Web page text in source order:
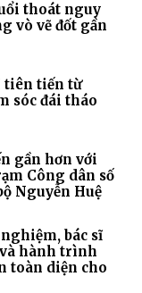
thoát nguy
vò vẽ đốt gần
tiên tiến từ
sóc đái tháo
gần hơn với
Công dân số
Nguyễn Huệ
bác sĩ
hành trình
toàn diện cho